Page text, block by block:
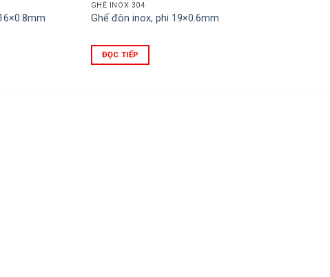
GHẾ INOX 304
Ghế đôn inox, phi 19×0.6mm
ĐỌC TIẾP